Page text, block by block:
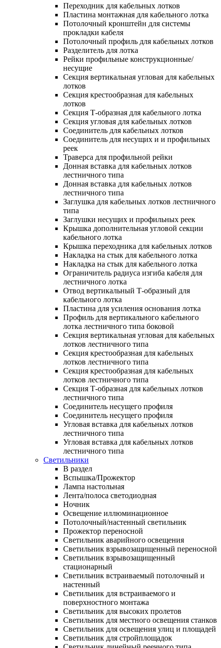
Переходник для кабельных лотков
Пластина монтажная для кабельного лотка
Потолочный кронштейн для системы
прокладки кабеля
Потолочный профиль для кабельных лотков
Разделитель для лотка
Рейки профильные конструкционные/
несущие
Секция вертикальная угловая для кабельных
лотков
Секция крестообразная для кабельных
лотков
Секция Т-образная для кабельного лотка
Секция угловая для кабельных лотков
Соединитель для кабельных лотков
Соединитель для несущих и и профильных
реек
Траверса для профильной рейки
Донная вставка для кабельных лотков
лестничного типа
Донная вставка для кабельных лотков
лестничного типа
Заглушка для кабельных лотков лестничного
типа
Заглушки несущих и профильных реек
Крышка дополнительная угловой секции
кабельного лотка
Крышка переходника для кабельных лотков
Накладка на стык для кабельного лотка
Накладка на стык для кабельного лотка
Ограничитель радиуса изгиба кабеля для
лестничного лотка
Отвод вертикальный Т-образный для
кабельного лотка
Пластина для усиления основания лотка
Профиль для вертикального кабельного
лотка лестничного типа боковой
Секция вертикальная угловая для кабельных
лотков лестничного типа
Секция крестообразная для кабельных
лотков лестничного типа
Секция крестообразная для кабельных
лотков лестничного типа
Секция Т-образная для кабельных лотков
лестничного типа
Соединитель несущего профиля
Соединитель несущего профиля
Угловая вставка для кабельных лотков
лестничного типа
Угловая вставка для кабельных лотков
лестничного типа
Светильники
В раздел
Вспышка/Прожектор
Лампа настольная
Лента/полоса светодиодная
Ночник
Освещение иллюминационное
Потолочный/настенный светильник
Прожектор переносной
Светильник аварийного освещения
Светильник взрывозащищенный переносной
Светильник взрывозащищенный
стационарный
Светильник встраиваемый потолочный и
настенный
Светильник для встраиваемого и
поверхностного монтажа
Светильник для высоких пролетов
Светильник для местного освещения станков
Светильник для освещения улиц и площадей
Светильник для стройплощадок